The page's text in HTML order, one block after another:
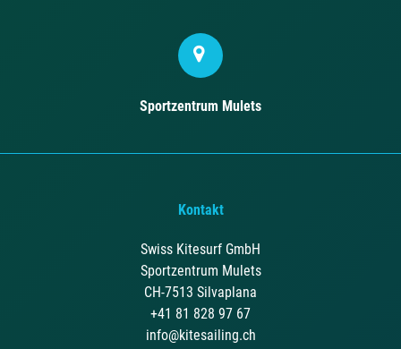
Sportzentrum Mulets
Kontakt
Swiss Kitesurf GmbH
Sportzentrum Mulets
CH-7513 Silvaplana
+41 81 828 97 67
info@kitesailing.ch